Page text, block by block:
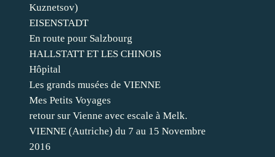
Kuznetsov)
EISENSTADT
En route pour Salzbourg
HALLSTATT ET LES CHINOIS
Hôpital
Les grands musées de VIENNE
Mes Petits Voyages
retour sur Vienne avec escale à Melk.
VIENNE (Autriche) du 7 au 15 Novembre
2016